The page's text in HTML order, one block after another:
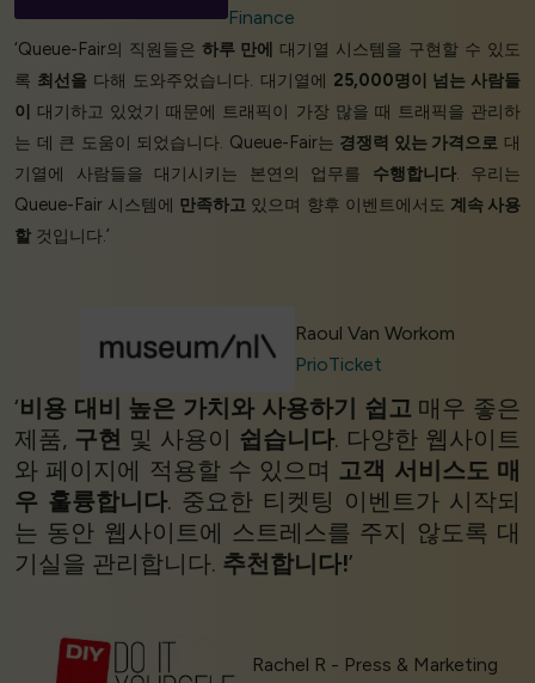
Finance
‘Queue-Fair의 직원들은 하루 만에
대기열 시스템을 구현할 수 있도
록 최선을 다해 도와주었습니다. 대기열에 25,000명이 넘는 사람들
이
대기하고 있었기 때문에 트래픽이 가장 많을 때 트래픽을 관리하
는 데 큰 도움이 되었습니다. Queue-Fair는 경쟁력 있는 가격으로 대
기열에 사람들을 대기시키는 본연의 업무를 수행합니다. 우리는
Queue-Fair 시스템에 만족하고 있으며 향후 이벤트에서도 계속 사용
할 것입니다.’
Raoul Van Workom
PrioTicket
‘비용 대비 높은 가치와 사용하기 쉽고 매우 좋은
제품, 구현 및 사용이 쉽습니다. 다양한 웹사이트
와 페이지에 적용할 수 있으며 고객 서비스도 매
우 훌륭합니다. 중요한 티켓팅 이벤트가 시작되
는 동안 웹사이트에 스트레스를 주지 않도록 대
기실을 관리합니다. 추천합니다!’
Rachel R - Press & Marketing